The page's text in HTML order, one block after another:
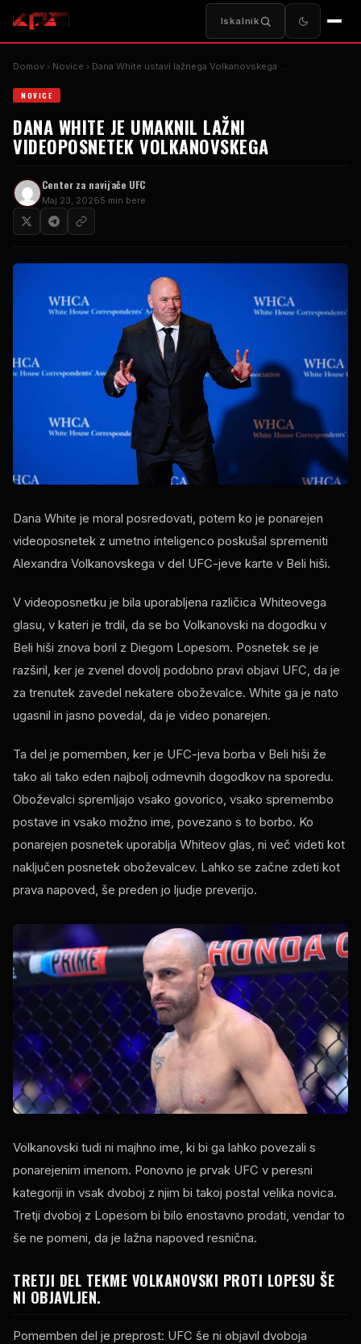
Iskalnik
Domov Novice Dana White ustavi lažnega Volkanovskega ...
NOVICE
DANA WHITE JE UMAKNIL LAŽNI
VIDEOPOSNETEK VOLKANOVSKEGA
Center za navijače UFC
Maj 23, 20265 min bere
Dana White je moral posredovati, potem ko je ponarejen
videoposnetek z umetno inteligenco poskušal spremeniti
Alexandra Volkanovskega v del UFC-jeve karte v Beli hiši.
V videoposnetku je bila uporabljena različica Whiteovega
glasu, v kateri je trdil, da se bo Volkanovski na dogodku v
Beli hiši znova boril z Diegom Lopesom. Posnetek se je
razširil, ker je zvenel dovolj podobno pravi objavi UFC, da je
za trenutek zavedel nekatere oboževalce. White ga je nato
ugasnil in jasno povedal, da je video ponarejen.
Ta del je pomemben, ker je UFC-jeva borba v Beli hiši že
tako ali tako eden najbolj odmevnih dogodkov na sporedu.
Oboževalci spremljajo vsako govorico, vsako spremembo
postave in vsako možno ime, povezano s to borbo. Ko
ponarejen posnetek uporablja Whiteov glas, ni več videti kot
naključen posnetek oboževalcev. Lahko se začne zdeti kot
prava napoved, še preden jo ljudje preverijo.
Volkanovski tudi ni majhno ime, ki bi ga lahko povezali s
ponarejenim imenom. Ponovno je prvak UFC v peresni
kategoriji in vsak dvoboj z njim bi takoj postal velika novica.
Tretji dvoboj z Lopesom bi bilo enostavno prodati, vendar to
še ne pomeni, da je lažna napoved resnična.
TRETJI DEL TEKME VOLKANOVSKI PROTI LOPESU ŠE
NI OBJAVLJEN.
Pomemben del je preprost: UFC še ni objavil dvoboja